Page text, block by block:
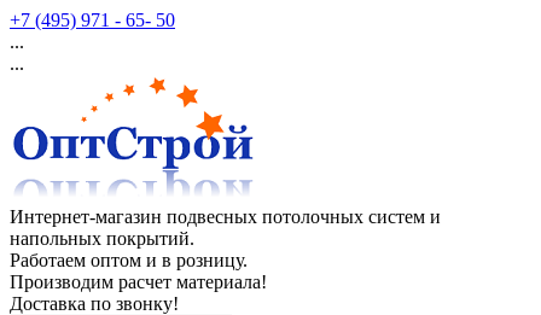
+7 (495) 971 - 65- 50
...
...
Интернет-магазин подвесных потолочных систем и
напольных покрытий.
Работаем оптом и в розницу.
Производим расчет материала!
Доставка по звонку!